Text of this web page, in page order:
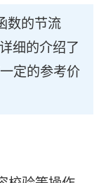
数的节流
细的介绍了
定的参考价